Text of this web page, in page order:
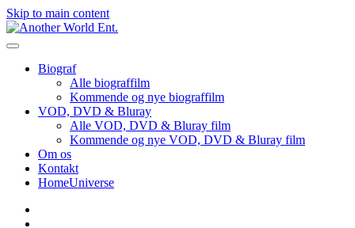
Skip to main content
Biograf
Alle biograffilm
Kommende og nye biograffilm
VOD, DVD & Bluray
Alle VOD, DVD & Bluray film
Kommende og nye VOD, DVD & Bluray film
Om os
Kontakt
HomeUniverse